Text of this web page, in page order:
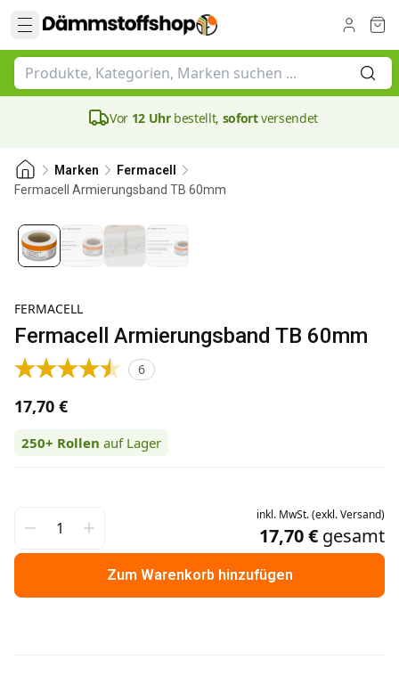
Vor 12 Uhrbestellt, sofortversendet
Marken
Fermacell
Fermacell Armierungsband TB 60mm
FERMACELL
Fermacell Armierungsband TB 60mm
6
17,70 €
250+ Rollen auf Lager
inkl. MwSt.(exkl.Versand)
17,70 € gesamt
Zum Warenkorb hinzufügen